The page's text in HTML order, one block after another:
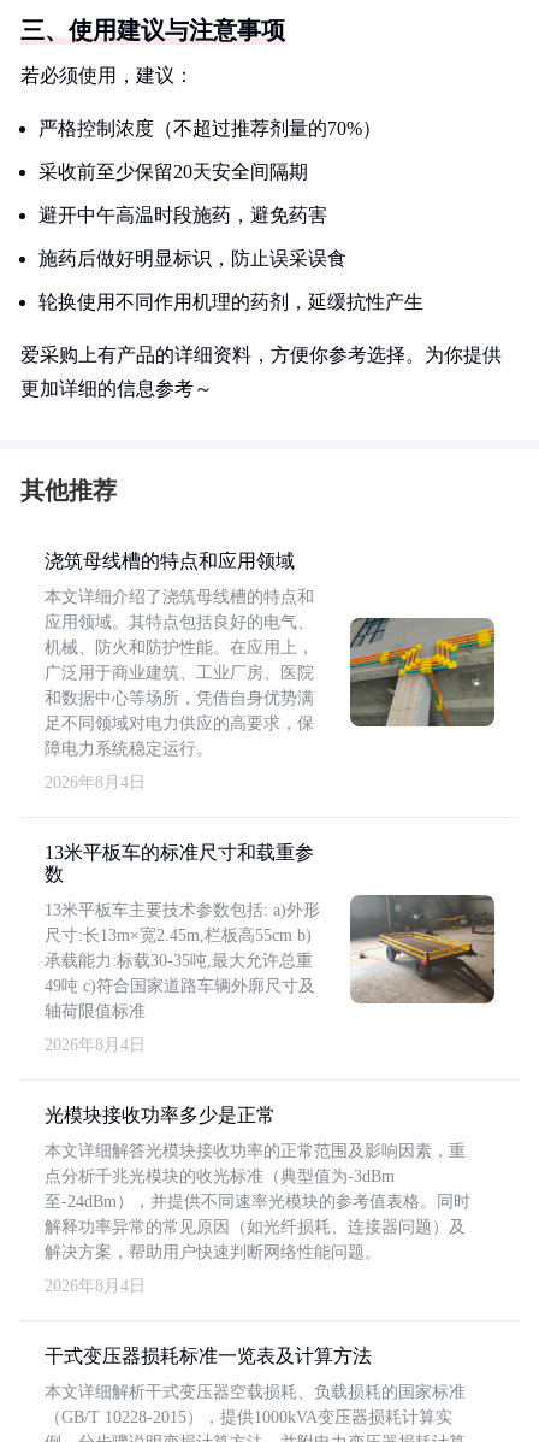
三、使用建议与注意事项
若必须使用，建议：
严格控制浓度（不超过推荐剂量的70%）
采收前至少保留20天安全间隔期
避开中午高温时段施药，避免药害
施药后做好明显标识，防止误采误食
轮换使用不同作用机理的药剂，延缓抗性产生
爱采购上有产品的详细资料，方便你参考选择。为你提供
更加详细的信息参考～
其他推荐
浇筑母线槽的特点和应用领域
本文详细介绍了浇筑母线槽的特点和
应用领域。其特点包括良好的电气、
机械、防火和防护性能。在应用上，
广泛用于商业建筑、工业厂房、医院
和数据中心等场所，凭借自身优势满
足不同领域对电力供应的高要求，保
障电力系统稳定运行。
2026年8月4日
13米平板车的标准尺寸和载重参
数
13米平板车主要技术参数包括: a)外形
尺寸:长13m×宽2.45m,栏板高55cm b)
承载能力:标载30-35吨,最大允许总重
49吨 c)符合国家道路车辆外廓尺寸及
轴荷限值标准
2026年8月4日
光模块接收功率多少是正常
本文详细解答光模块接收功率的正常范围及影响因素，重
点分析千兆光模块的收光标准（典型值为-3dBm
至-24dBm），并提供不同速率光模块的参考值表格。同时
解释功率异常的常见原因（如光纤损耗、连接器问题）及
解决方案，帮助用户快速判断网络性能问题。
2026年8月4日
干式变压器损耗标准一览表及计算方法
本文详细解析干式变压器空载损耗、负载损耗的国家标准
（GB/T 10228-2015），提供1000kVA变压器损耗计算实